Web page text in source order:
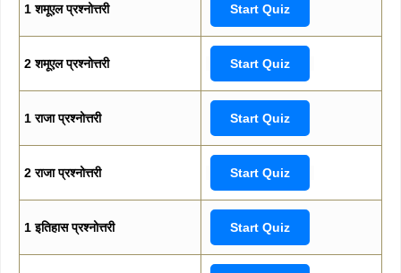
1 शमूएल प्रश्नोत्तरी Start Quiz
2 शमूएल प्रश्नोत्तरी Start Quiz
1 राजा प्रश्नोत्तरी Start Quiz
2 राजा प्रश्नोत्तरी Start Quiz
1 इतिहास प्रश्नोत्तरी Start Quiz